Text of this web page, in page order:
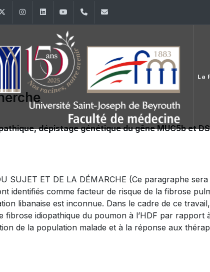
Twitter InstagramLinkedInYouTube+961 (1) 421 235
La
dépistage génétique du gêne MUC5b et
SUJET ET DE LA DÉMARCHE (Ce paragraphe
identifiés comme facteur de risque de la fibrose
libanaise est inconnue. Dans le cadre de ce
fibrose idiopathique du poumon à l’HDF par
de la population malade et à la réponse aux